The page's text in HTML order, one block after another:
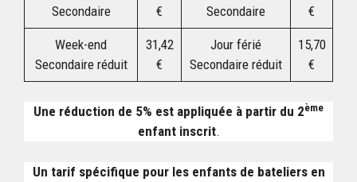
Secondaire
€
Secondaire
€
Week-end
Secondaire réduit
31,42
€
Jour férié
Secondaire réduit
15,70
€
Une réduction de 5% est appliquée à partir du 2ème
enfant inscrit.
Un tarif spécifique pour les enfants de bateliers en